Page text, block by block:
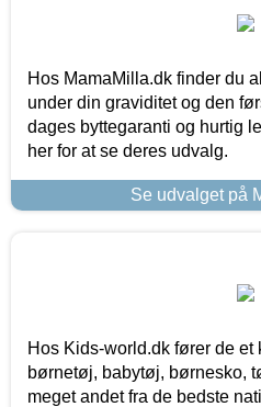
Hos MamaMilla.dk finder du
under din graviditet og den
dages byttegaranti og hurtig
her for at se deres udvalg.
Se udvalget på
Hos Kids-world.dk fører de
børnetøj, babytøj, børnesko,
meget andet fra de bedste